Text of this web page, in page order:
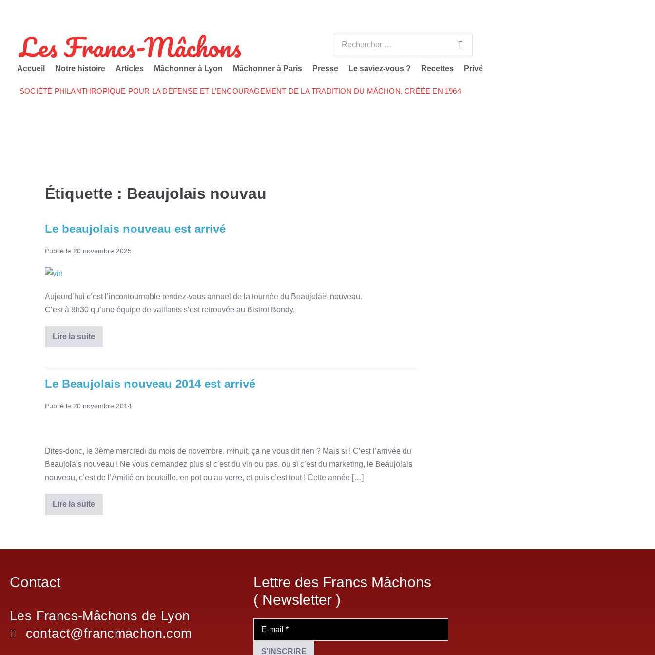
Les Francs-Mâchons
Accueil Notre histoire Articles Mâchonner à Lyon Mâchonner à Paris Presse Le saviez-vous ? Recettes Privé
SOCIÉTÉ PHILANTHROPIQUE POUR LA DÉFENSE ET L’ENCOURAGEMENT DE LA TRADITION DU MÂCHON, CRÉÉE EN 1964
Étiquette : Beaujolais nouvau
Le beaujolais nouveau est arrivé
Publié le 20 novembre 2025
Aujourd’hui c’est l’incontournable rendez-vous annuel de la tournée du Beaujolais nouveau.
C’est à 8h30 qu’une équipe de vaillants s’est retrouvée au Bistrot Bondy.
Lire la suite
Le Beaujolais nouveau 2014 est arrivé
Publié le 20 novembre 2014
Dites-donc, le 3ème mercredi du mois de novembre, minuit, ça ne vous dit rien ? Mais si ! C’est l’arrivée du
Beaujolais nouveau ! Ne vous demandez plus si c’est du vin ou pas, ou si c’est du marketing, le Beaujolais
nouveau, c’est de l’Amitié en bouteille, en pot ou au verre, et puis c’est tout ! Cette année […]
Lire la suite
Contact
Les Francs-Mâchons de Lyon
contact@francmachon.com
Lettre des Francs Mâchons
( Newsletter )